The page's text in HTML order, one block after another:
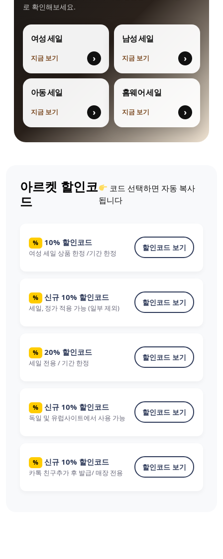
로 확인해보세요.
여성 세일
지금 보기 ›
남성 세일
지금 보기 ›
아동 세일
지금 보기 ›
홈웨어 세일
지금 보기 ›
아르켓 할인코
드
코드 선택하면 자동 복사
됩니다
% 10% 할인코드
여성 세일 상품 한정 /기간 한정
할인코드 보기
% 신규 10% 할인코드
세일, 정가 적용 가능 (일부 제외)
할인코드 보기
% 20% 할인코드
세일 전용 / 기간 한정
할인코드 보기
% 신규 10% 할인코드
독일 및 유럽사이트에서 사용 가능
할인코드 보기
% 신규 10% 할인코드
카톡 친구추가 후 발급/ 매장 전용
할인코드 보기